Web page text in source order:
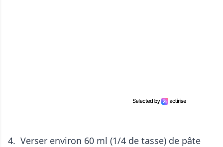
4. Verser environ 60 ml (1/4 de tasse) de pâte